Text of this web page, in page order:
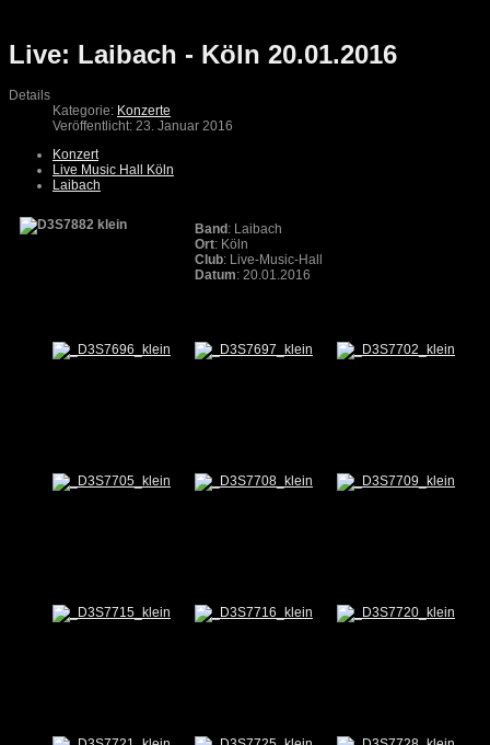
Live: Laibach - Köln 20.01.2016
Details
Kategorie: Konzerte
Veröffentlicht: 23. Januar 2016
Konzert
Live Music Hall Köln
Laibach
Band : Laibach
Ort: Köln
Club: Live-Music-Hall
Datum: 20.01.2016